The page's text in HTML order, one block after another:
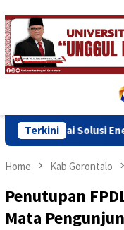
Skip
to
content
Menu
Terkini
Energi Irigasi
Home Kab Gorontalo
Penutupan
Mata